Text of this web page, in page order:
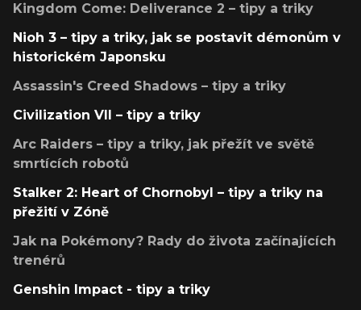
Kingdom Come: Deliverance 2 – tipy a triky
Nioh 3 – tipy a triky, jak se postavit démonům v
historickém Japonsku
Assassin's Creed Shadows – tipy a triky
Civilization VII – tipy a triky
Arc Raiders – tipy a triky, jak přežít ve světě
smrtících robotů
Stalker 2: Heart of Chornobyl – tipy a triky na
přežití v Zóně
Jak na Pokémony? Rady do života začínajících
trenérů
Genshin Impact - tipy a triky